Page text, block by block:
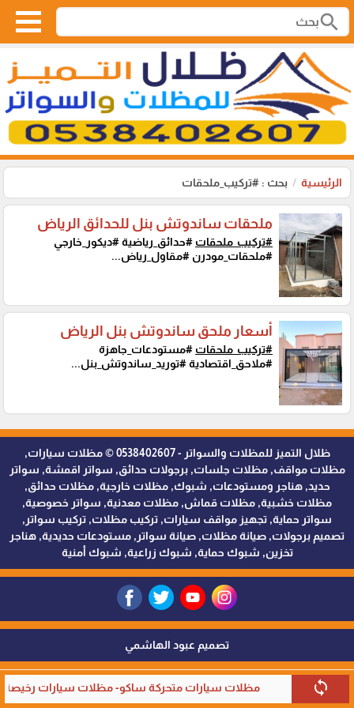
search
الرئيسية بحث : #تركيب_ملحقات
sync مظلات سيارات متحركة ساكو- مظلات سيارات رخيصة
ملحقات ساندوتش بنل للحدائق الرياض
#تركيب_ملحقات #حدائق_رياضية #ديكور_خارجي
#ملحقات_مودرن #مقاول_رياض...
أسعار ملحق ساندوتش بنل الرياض
#تركيب_ملحقات #مستودعات_جاهزة
#ملاحق_اقتصادية #توريد_ساندوتش_بنل...
ظلال التميز للمظلات والسواتر - 0538402607 © مظلات سيارات,
مظلات مواقف, مظلات جلسات, برجولات حدائق, سواتر اقمشة, سواتر
حديد, هناجر ومستودعات, شبوك, مظلات خارجية, مظلات حدائق,
مظلات خشبية, مظلات قماش, مظلات معدنية, سواتر خصوصية,
سواتر حماية, تجهيز مواقف سيارات, تركيب مظلات, تركيب سواتر,
تصميم برجولات, صيانة مظلات, صيانة سواتر, مستودعات حديدية, هناجر
تخزين, شبوك حماية, شبوك زراعية, شبوك أمنية
تصميم عبود الهاشمي